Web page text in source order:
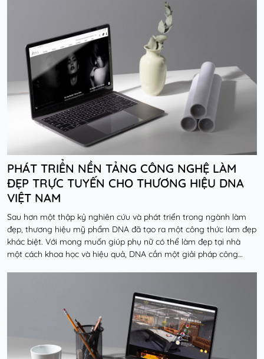
PHÁT TRIỂN NỀN TẢNG CÔNG NGHỆ LÀM
ĐẸP TRỰC TUYẾN CHO THƯƠNG HIỆU DNA
VIỆT NAM
Sau hơn một thập kỷ nghiên cứu và phát triển trong ngành làm
đẹp, thương hiệu mỹ phẩm DNA đã tạo ra một công thức làm đẹp
khác biệt. Với mong muốn giúp phụ nữ có thể làm đẹp tại nhà
một cách khoa học và hiệu quả, DNA cần một giải pháp công